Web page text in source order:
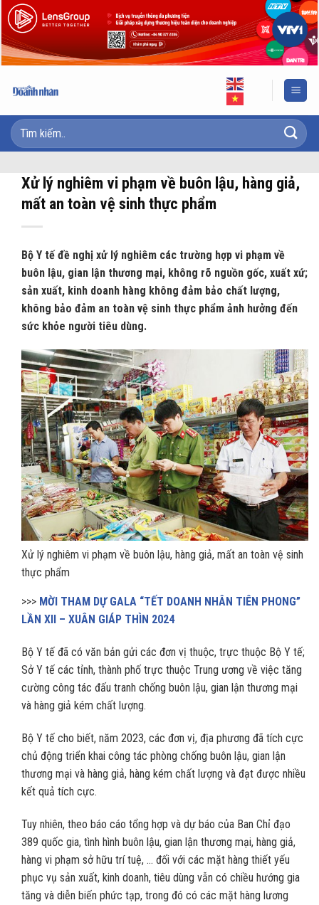
Skip
to
content
Xử lý nghiêm vi phạm về buôn lậu, hàng giả,
mất an toàn vệ sinh thực phẩm
Bộ Y tế đề nghị xử lý nghiêm các trường hợp vi phạm về
buôn lậu, gian lận thương mại, không rõ nguồn gốc, xuất xứ;
sản xuất, kinh doanh hàng không đảm bảo chất lượng,
không bảo đảm an toàn vệ sinh thực phẩm ảnh hưởng đến
sức khỏe người tiêu dùng.
Xử lý nghiêm vi phạm về buôn lậu, hàng giả, mất an toàn vệ sinh
thực phẩm
>>> MỜI THAM DỰ GALA “TẾT DOANH NHÂN TIÊN PHONG”
LẦN XII – XUÂN GIÁP THÌN 2024
Bộ Y tế đã có văn bản gửi các đơn vị thuộc, trực thuộc Bộ Y tế;
Sở Y tế các tỉnh, thành phố trực thuộc Trung ương về việc tăng
cường công tác đấu tranh chống buôn lậu, gian lận thương mại
và hàng giả kém chất lượng.
Bộ Y tế cho biết, năm 2023, các đơn vị, địa phương đã tích cực
chủ động triển khai công tác phòng chống buôn lậu, gian lận
thương mại và hàng giả, hàng kém chất lượng và đạt được nhiều
kết quả tích cực.
Tuy nhiên, theo báo cáo tổng hợp và dự báo của Ban Chỉ đạo
389 quốc gia, tình hình buôn lậu, gian lận thương mại, hàng giả,
hàng vi phạm sở hữu trí tuệ, … đối với các mặt hàng thiết yếu
phục vụ sản xuất, kinh doanh, tiêu dùng vẫn có chiều hướng gia
tăng và diễn biến phức tạp, trong đó có các mặt hàng lương